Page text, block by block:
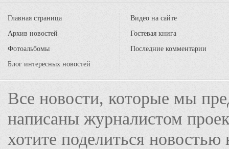
Главная страница
Архив новостей
Фотоальбомы
Блог интересных новостей
Видео на сайте
Гостевая книга
Последние комментарии
Все новости, которые мы
написаны журналистом
хотите поделиться